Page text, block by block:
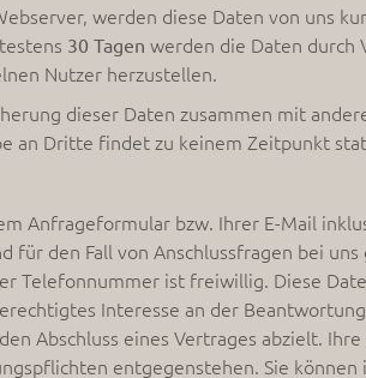
werden diese Daten von uns
30 Tagen werden die Daten durch
Nutzer herzustellen.
dieser Daten zusammen mit
an Dritte findet zu keinem Zeitpunkt
Anfrageformular bzw. Ihrer E-Mail
für den Fall von Anschlussfragen bei uns
Telefonnummer ist freiwillig. Diese
Interesse an der
Abschluss eines Vertrages abzielt.
entgegenstehen. Sie können